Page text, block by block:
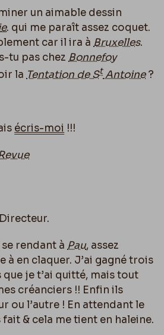
un aimable dessin
. qui me paraît assez coquet.
car il ira à Bruxelles.
tu pas chez Bonnefoy
la Tentation de StAntoine?
écris-moi !!!
Directeur.
rendant à Pau, assez
à en claquer. J’ai gagné trois
je t’ai quitté, mais tout
créanciers !! Enfin ils
ou l’autre ! En attendant le
& cela me tient en haleine.